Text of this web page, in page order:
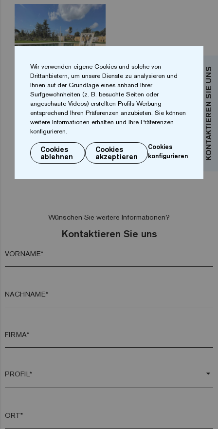
KONTAKTIEREN SIE UNS
1 2 3 4 ... 6
Wünschen Sie weitere Informationen?
Kontaktieren Sie uns
VORNAME*
NACHNAME*
FIRMA*
arrow_drop_down
ORT*
Wir verwenden eigene Cookies und solche von
Drittanbietern, um unsere Dienste zu analysieren und
Ihnen auf der Grundlage eines anhand Ihrer
Surfgewohnheiten (z. B. besuchte Seiten oder
angeschaute Videos) erstellten Profils Werbung
entsprechend Ihren Präferenzen anzubieten. Sie können
weitere Informationen erhalten und Ihre Präferenzen
konfigurieren.
Cookies
ablehnen
Cookies
akzeptieren
Cookies
konfigurieren